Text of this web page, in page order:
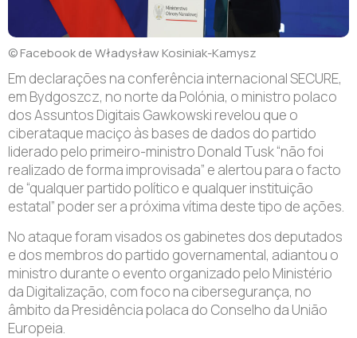
© Facebook de Władysław Kosiniak-Kamysz
Em declarações na conferência internacional SECURE,
em Bydgoszcz, no norte da Polónia, o ministro polaco
dos Assuntos Digitais Gawkowski revelou que o
ciberataque maciço às bases de dados do partido
liderado pelo primeiro-ministro Donald Tusk “não foi
realizado de forma improvisada” e alertou para o facto
de “qualquer partido político e qualquer instituição
estatal” poder ser a próxima vítima deste tipo de ações.
No ataque foram visados os gabinetes dos deputados
e dos membros do partido governamental, adiantou o
ministro durante o evento organizado pelo Ministério
da Digitalização, com foco na cibersegurança, no
âmbito da Presidência polaca do Conselho da União
Europeia.